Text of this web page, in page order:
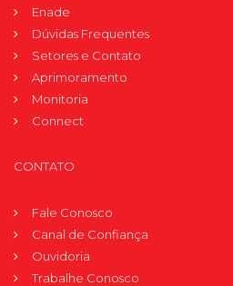
Enade
Dúvidas Frequentes
Setores e Contato
Aprimoramento
Monitoria
Connect
CONTATO
Fale Conosco
Canal de Confiança
Ouvidoria
Trabalhe Conosco